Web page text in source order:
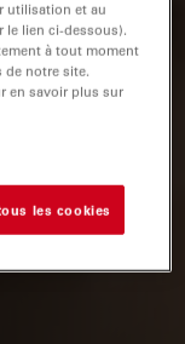
utilisation et au
le lien ci-dessous).
à tout moment
de notre site.
en savoir plus sur
les cookies